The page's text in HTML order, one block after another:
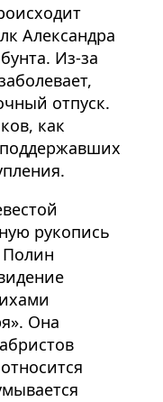
Александра
Из-за
отпуск.
как
рукопись
Она